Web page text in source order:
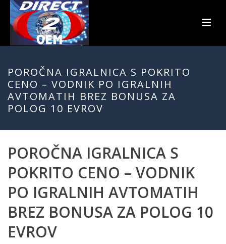
POROČNA IGRALNICA S POKRITO
CENO – VODNIK PO IGRALNIH
AVTOMATIH BREZ BONUSA ZA
POLOG 10 EVROV
POROČNA IGRALNICA S
POKRITO CENO – VODNIK
PO IGRALNIH AVTOMATIH
BREZ BONUSA ZA POLOG 10
EVROV